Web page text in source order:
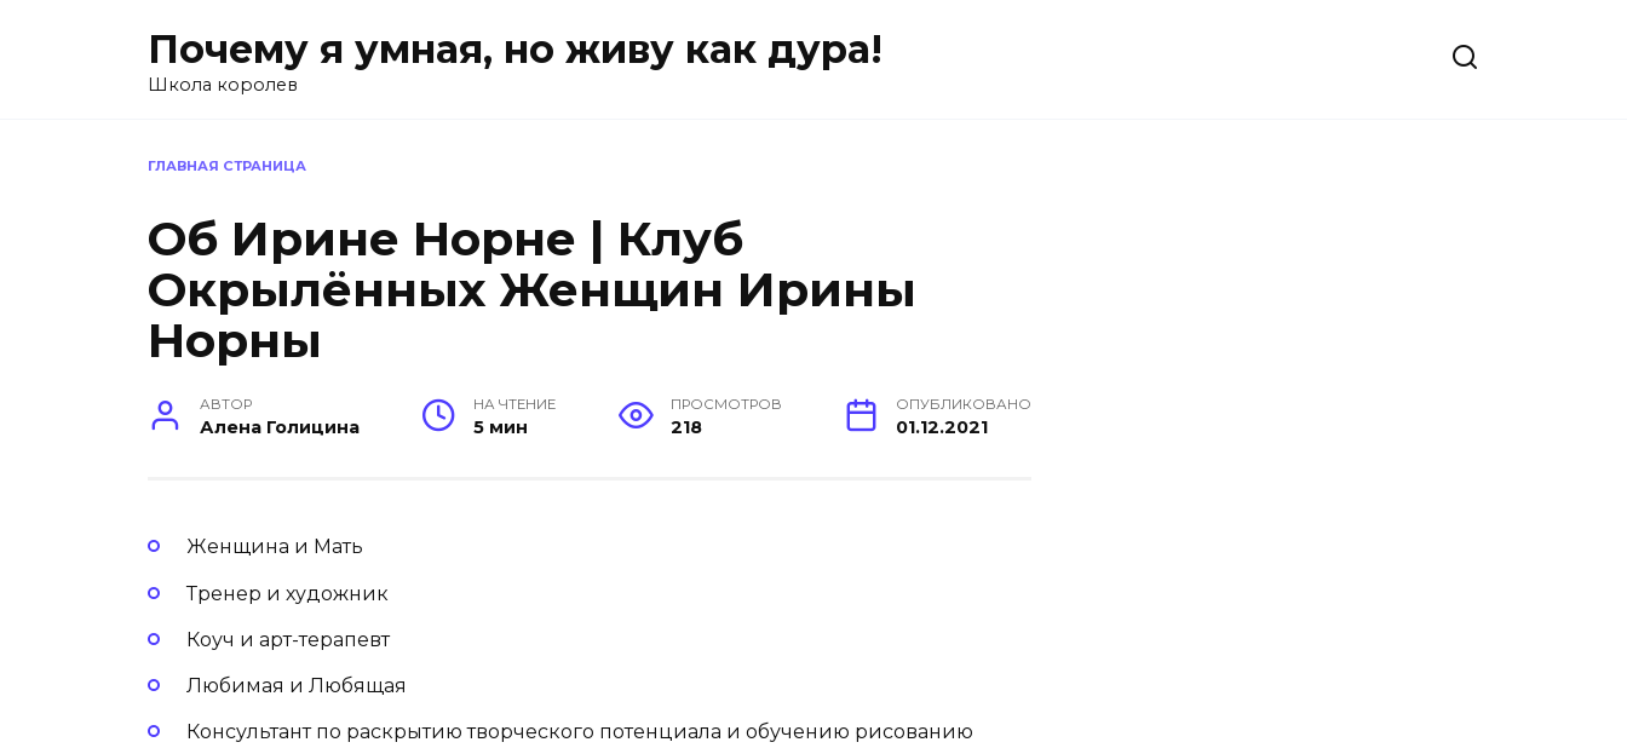
Почему я умная, но живу как дура!
Школа королев
ГЛАВНАЯ СТРАНИЦА
Об Ирине Норне | Клуб
Окрылённых Женщин Ирины
Норны
АВТОР
Алена Голицина
НА ЧТЕНИЕ
5 мин
ПРОСМОТРОВ
218
ОПУБЛИКОВАНО
01.12.2021
Женщина и Мать
Тренер и художник
Коуч и арт-терапевт
Любимая и Любящая
Консультант по раскрытию творческого потенциала и обучению рисованию